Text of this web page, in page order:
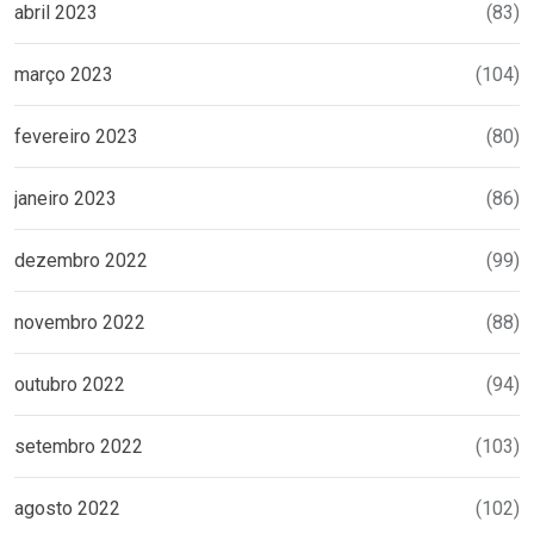
abril 2023 (83)
março 2023 (104)
fevereiro 2023 (80)
janeiro 2023 (86)
dezembro 2022 (99)
novembro 2022 (88)
outubro 2022 (94)
setembro 2022 (103)
agosto 2022 (102)